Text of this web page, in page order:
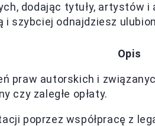
dodając tytuły, artystów
szybciej odnajdziesz
Opis
praw autorskich i
czy zaległe opłaty.
poprzez współpracę z